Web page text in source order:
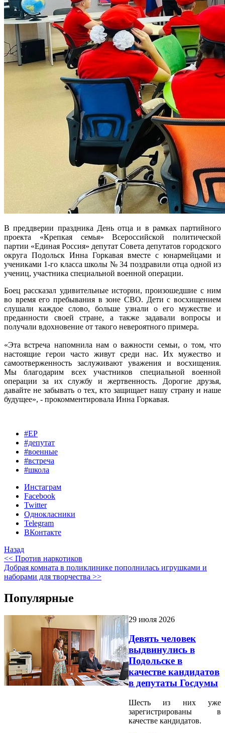
В преддверии праздника День отца и в рамках партийного
проекта «Крепкая семья» Всероссийской политической
партии «Единая Россия» депутат Совета депутатов городского
округа Подольск Инна Горкавая вместе с юнармейцами и
учениками 1-го класса школы № 34 поздравили отца одной из
учениц, участника специальной военной операции.
Боец рассказал удивительные истории, произошедшие с ним
во время его пребывания в зоне СВО. Дети с восхищением
слушали каждое слово, больше узнали о его мужестве и
преданности своей стране, а также задавали вопросы и
получали вдохновение от такого невероятного примера.
«Эта встреча напомнила нам о важности семьи, о том, что
настоящие герои часто живут среди нас. Их мужество и
самоотверженность заслуживают уважения и восхищения.
Мы благодарим всех участников специальной военной
операции за их службу и жертвенность. Дорогие друзья,
давайте не забывать о тех, кто защищает нашу страну и наше
будущее», - прокомментировала Инна Горкавая.
#ЕР
#депутат
#военные
#встреча
#школа
Инстаграм
Facebook
Twitter
Однокласники
Telegram
ВКонтакте
Назад
<< Против наркотиков
Добрая комната в поликлинике пополнилась игрушками и
наборами для творчества >>
Популярные
29 июля 2026
Девять человек
выдвинулись в
Подольске в
качестве кандидатов
в депутаты Госдумы
Шесть из них уже
зарегистрированы в
качестве кандидатов.